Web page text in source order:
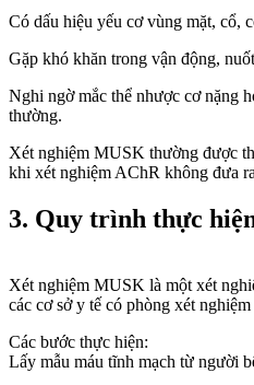
Có dấu hiệu yếu cơ vùng mặt, cổ,
Gặp khó khăn trong vận động,
Nghi ngờ mắc thể nhược cơ nặng
thường.
Xét nghiệm MUSK thường được
khi xét nghiệm AChR không đưa
3. Quy trình thực
Xét nghiệm MUSK là một xét
các cơ sở y tế có phòng xét
Các bước thực hiện:
Lấy mẫu máu tĩnh mạch từ người